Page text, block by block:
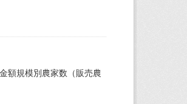
額規模別農家数（販売農